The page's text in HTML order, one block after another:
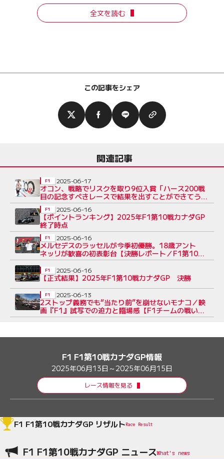
全文を読む
この記事をシェア
関連記事
オコン、戦略でリスクを取り9位入賞「ハース200戦
目の記念すべきレースで結果を出すことができてうれ
しい」
F1 2025-06-17
【ポイントランキング】2025年F1第10戦カナダGP
終了時点
F1 2025-06-16
メルセデスのラッセルが今季初優勝。18歳アント
ネッリが歓喜の初表彰台【決勝レポート／F1第10戦
カナダGP】
F1 2025-06-16
【正式結果】2025年F1第10戦カナダGP 決勝
F1 2025-06-16
2ストップ義務でも“当たり前”を崩せないモナコ／映
画『F1』試写での迫力と臨場感【F1チームの戦い
方：小松礼雄コラム第6回】
F1 2025-06-13
F1 F1第10戦カナダGP情報
2025年06月13日～2025年06月15日
レース情報を見る
F1 F1第10戦カナダGP リザルトRace Result
F1 F1第10戦カナダGP ニュース